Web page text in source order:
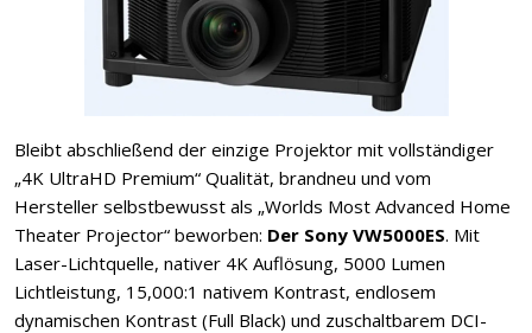
Bleibt abschließend der einzige Projektor mit vollständiger
„4K UltraHD Premium“ Qualität, brandneu und vom
Hersteller selbstbewusst als „Worlds Most Advanced Home
Theater Projector“ beworben: Der Sony VW5000ES. Mit
Laser-Lichtquelle, nativer 4K Auflösung, 5000 Lumen
Lichtleistung, 15,000:1 nativem Kontrast, endlosem
dynamischen Kontrast (Full Black) und zuschaltbarem DCI-